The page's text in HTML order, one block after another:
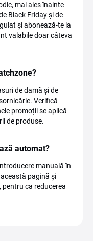
mai ales înainte
Black Friday și de
și abonează-te la
valabile doar câteva
de damă și de
Verifică
promoții se aplică
de produse.
automat?
manuală în
pagină și
ca reducerea